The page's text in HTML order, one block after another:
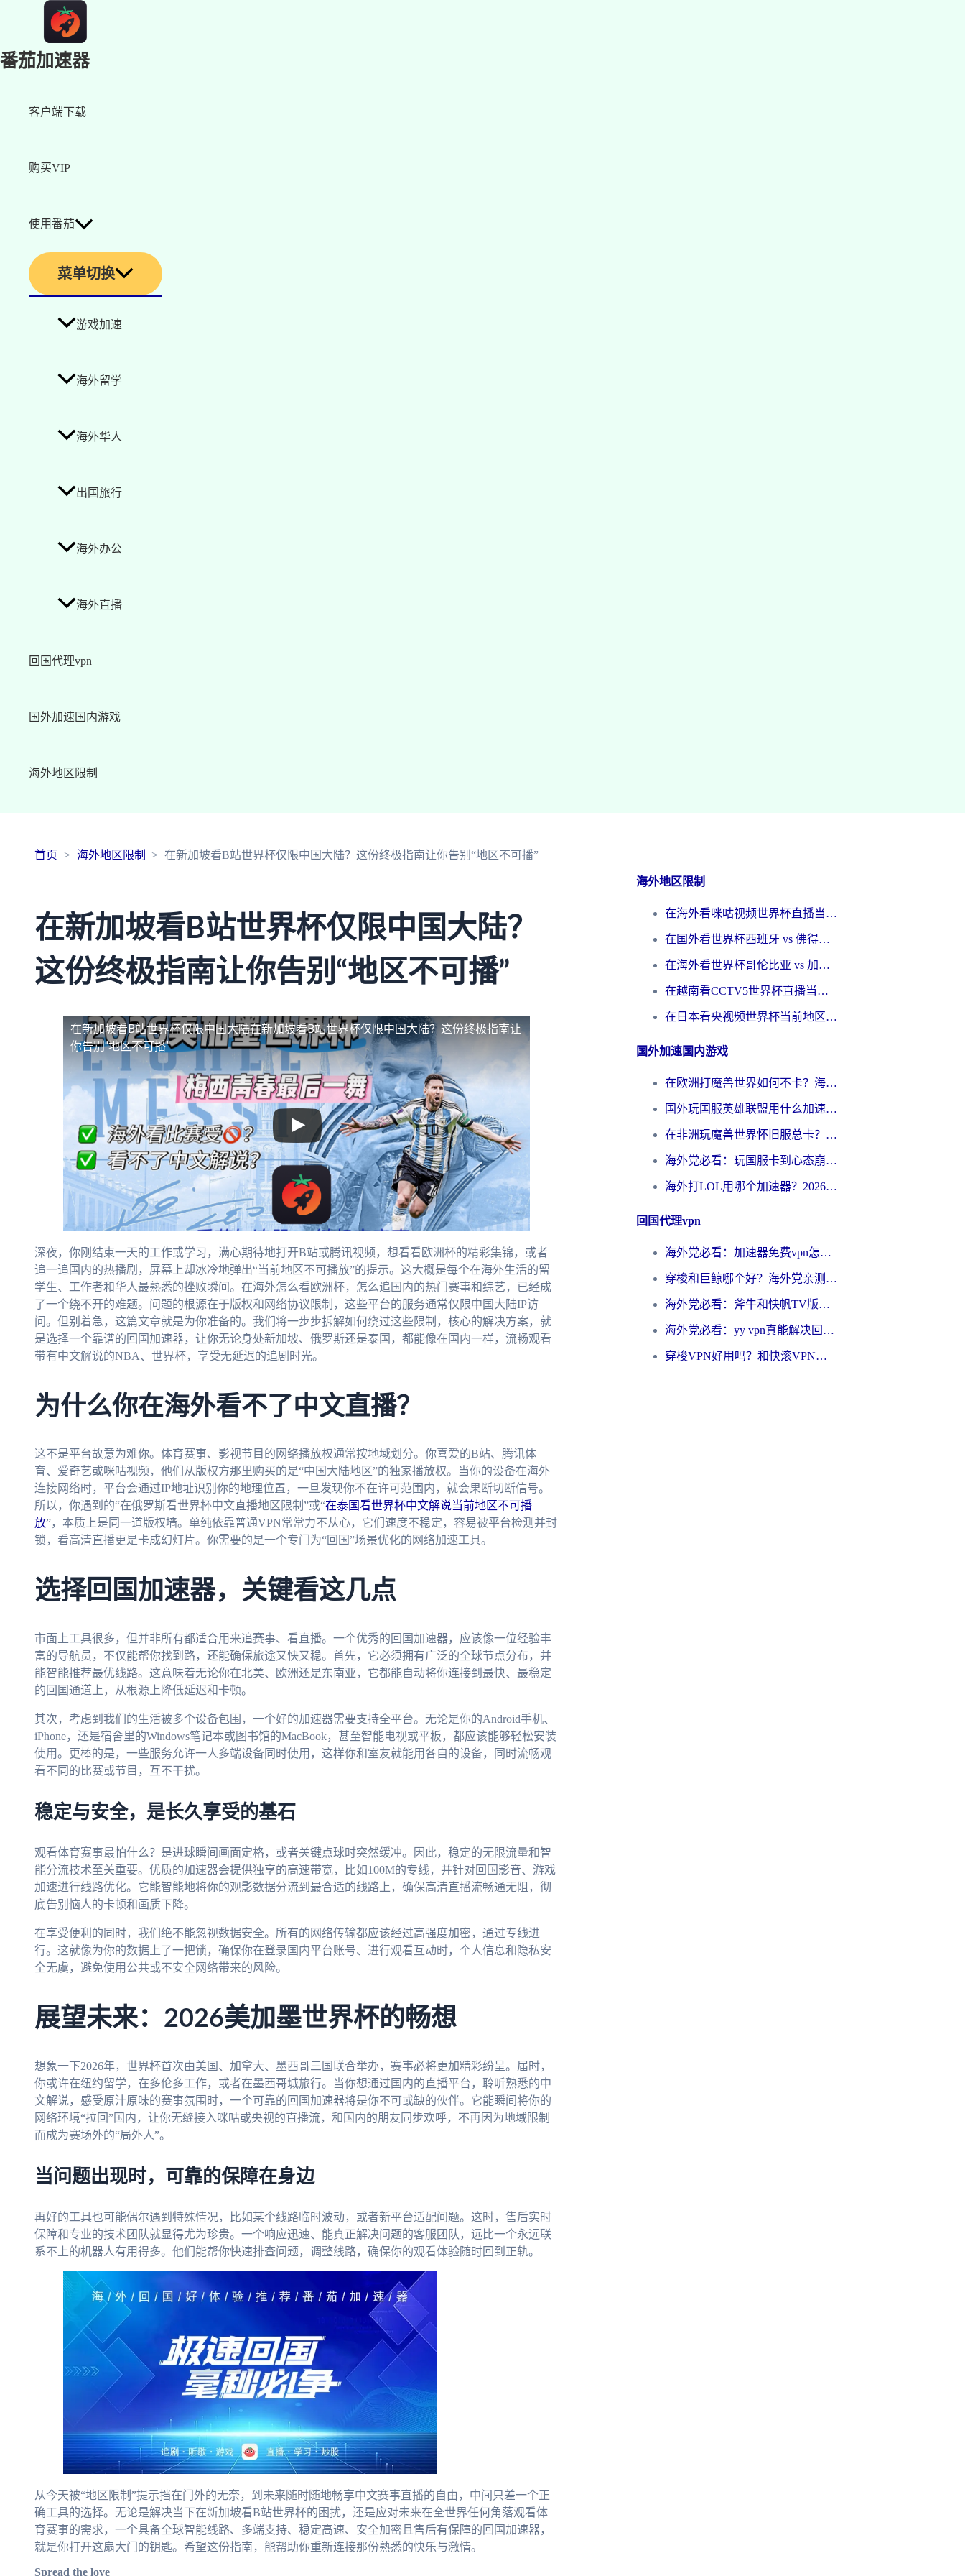
番茄加速器
客户端下载
购买VIP
使用番茄
菜单切换
游戏加速
海外留学
海外华人
出国旅行
海外办公
海外直播
回国代理vpn
国外加速国内游戏
海外地区限制
首页 海外地区限制 在新加坡看B站世界杯仅限中国大陆？这份终极指南让你告别“地区不可播”
在新加坡看B站世界杯仅限中国大陆？
这份终极指南让你告别“地区不可播”
在新加坡看B站世界杯仅限中国大陆在新加坡看B站世界杯仅限中国大陆？这份终极指南让
你告别“地区不可播”
深夜，你刚结束一天的工作或学习，满心期待地打开B站或腾讯视频，想看看欧洲杯的精彩集锦，或者
追一追国内的热播剧，屏幕上却冰冷地弹出“当前地区不可播放”的提示。这大概是每个在海外生活的留
学生、工作者和华人最熟悉的挫败瞬间。在海外怎么看欧洲杯，怎么追国内的热门赛事和综艺，已经成
了一个绕不开的难题。问题的根源在于版权和网络协议限制，这些平台的服务通常仅限中国大陆IP访
问。但别着急，这篇文章就是为你准备的。我们将一步步拆解如何绕过这些限制，核心的解决方案，就
是选择一个靠谱的回国加速器，让你无论身处新加坡、俄罗斯还是泰国，都能像在国内一样，流畅观看
带有中文解说的NBA、世界杯，享受无延迟的追剧时光。
为什么你在海外看不了中文直播？
这不是平台故意为难你。体育赛事、影视节目的网络播放权通常按地域划分。你喜爱的B站、腾讯体
育、爱奇艺或咪咕视频，他们从版权方那里购买的是“中国大陆地区”的独家播放权。当你的设备在海外
连接网络时，平台会通过IP地址识别你的地理位置，一旦发现你不在许可范围内，就会果断切断信号。
所以，你遇到的“在俄罗斯看世界杯中文直播地区限制”或“在泰国看世界杯中文解说当前地区不可播
放”，本质上是同一道版权墙。单纯依靠普通VPN常常力不从心，它们速度不稳定，容易被平台检测并封
锁，看高清直播更是卡成幻灯片。你需要的是一个专门为“回国”场景优化的网络加速工具。
选择回国加速器，关键看这几点
市面上工具很多，但并非所有都适合用来追赛事、看直播。一个优秀的回国加速器，应该像一位经验丰
富的导航员，不仅能帮你找到路，还能确保旅途又快又稳。首先，它必须拥有广泛的全球节点分布，并
能智能推荐最优线路。这意味着无论你在北美、欧洲还是东南亚，它都能自动将你连接到最快、最稳定
的回国通道上，从根源上降低延迟和卡顿。
其次，考虑到我们的生活被多个设备包围，一个好的加速器需要支持全平台。无论是你的Android手机、
iPhone，还是宿舍里的Windows笔记本或图书馆的MacBook，甚至智能电视或平板，都应该能够轻松安装
使用。更棒的是，一些服务允许一人多端设备同时使用，这样你和室友就能用各自的设备，同时流畅观
看不同的比赛或节目，互不干扰。
稳定与安全，是长久享受的基石
观看体育赛事最怕什么？是进球瞬间画面定格，或者关键点球时突然缓冲。因此，稳定的无限流量和智
能分流技术至关重要。优质的加速器会提供独享的高速带宽，比如100M的专线，并针对回国影音、游戏
加速进行线路优化。它能智能地将你的观影数据分流到最合适的线路上，确保高清直播流畅通无阻，彻
底告别恼人的卡顿和画质下降。
在享受便利的同时，我们绝不能忽视数据安全。所有的网络传输都应该经过高强度加密，通过专线进
行。这就像为你的数据上了一把锁，确保你在登录国内平台账号、进行观看互动时，个人信息和隐私安
全无虞，避免使用公共或不安全网络带来的风险。
展望未来：2026美加墨世界杯的畅想
想象一下2026年，世界杯首次由美国、加拿大、墨西哥三国联合举办，赛事必将更加精彩纷呈。届时，
你或许在纽约留学，在多伦多工作，或者在墨西哥城旅行。当你想通过国内的直播平台，聆听熟悉的中
文解说，感受原汁原味的赛事氛围时，一个可靠的回国加速器将是你不可或缺的伙伴。它能瞬间将你的
网络环境“拉回”国内，让你无缝接入咪咕或央视的直播流，和国内的朋友同步欢呼，不再因为地域限制
而成为赛场外的“局外人”。
当问题出现时，可靠的保障在身边
再好的工具也可能偶尔遇到特殊情况，比如某个线路临时波动，或者新平台适配问题。这时，售后实时
保障和专业的技术团队就显得尤为珍贵。一个响应迅速、能真正解决问题的客服团队，远比一个永远联
系不上的机器人有用得多。他们能帮你快速排查问题，调整线路，确保你的观看体验随时回到正轨。
从今天被“地区限制”提示挡在门外的无奈，到未来随时随地畅享中文赛事直播的自由，中间只差一个正
确工具的选择。无论是解决当下在新加坡看B站世界杯的困扰，还是应对未来在全世界任何角落观看体
育赛事的需求，一个具备全球智能线路、多端支持、稳定高速、安全加密且售后有保障的回国加速器，
就是你打开这扇大门的钥匙。希望这份指南，能帮助你重新连接那份熟悉的快乐与激情。
Spread the love
海外地区限制
在海外看咪咕视频世界杯直播当前IP受限制？这篇指南帮你搞定所有体育赛事观看难题
在国外看世界杯西班牙 vs 佛得角无法播放？这篇指南帮你解锁所有中文体育直播
在海外看世界杯哥伦比亚 vs 加纳当前IP受限制？这篇指南帮你流畅看中文解说赛事
在越南看CCTV5世界杯直播当前IP受限制？海外党体育观赛终极指南来了
在日本看央视频世界杯当前地区不可播放？海外党体育观赛终极指南
国外加速国内游戏
在欧洲打魔兽世界如何不卡？海外玩家的国服游戏加速终极攻略
国外玩国服英雄联盟用什么加速器好？海外党亲测有效的国服游戏加速指南
在非洲玩魔兽世界怀旧服总卡？别慌，这份指南帮你丝滑开荒
海外党必看：玩国服卡到心态崩？少女前线云图计划加速器免费推荐+碧蓝航线足球世界流畅攻略
海外打LOL用哪个加速器？2026实用指南：从延迟到设备适配，一篇解决你的国服游戏痛点
回国代理vpn
海外党必看：加速器免费vpn怎么选？3步教你无缝访问国内资源
穿梭和巨鲸哪个好？海外党亲测3款回国加速器，教你避开90%的坑
海外党必看：斧牛和快帆TV版哪个好？3分钟选对回国加速器，无缝刷B站、追热剧
海外党必看：yy vpn真能解决回国访问难题？附云极initap测评+免费方案对比
穿梭VPN好用吗？和快滚VPN对比哪个回国效果更好？海外党选回国加速器必看指南